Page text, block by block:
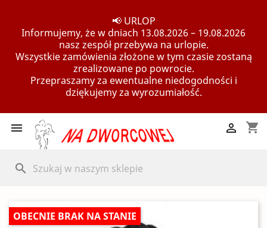
📢 URLOP
Informujemy, że w dniach 13.08.2026 – 19.08.2026
nasz zespół przebywa na urlopie.
Wszystkie zamówienia złożone w tym czasie zostaną
zrealizowane po powrocie.
Przepraszamy za ewentualne niedogodności i
dziękujemy za wyrozumiałość.
 shopping_cart

search
OBECNIE BRAK NA STANIE